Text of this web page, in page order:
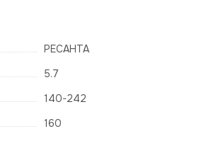
РЕСАНТА
5.7
140-242
160